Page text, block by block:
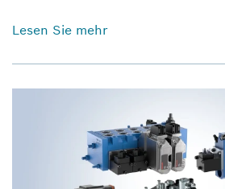
Lesen Sie mehr